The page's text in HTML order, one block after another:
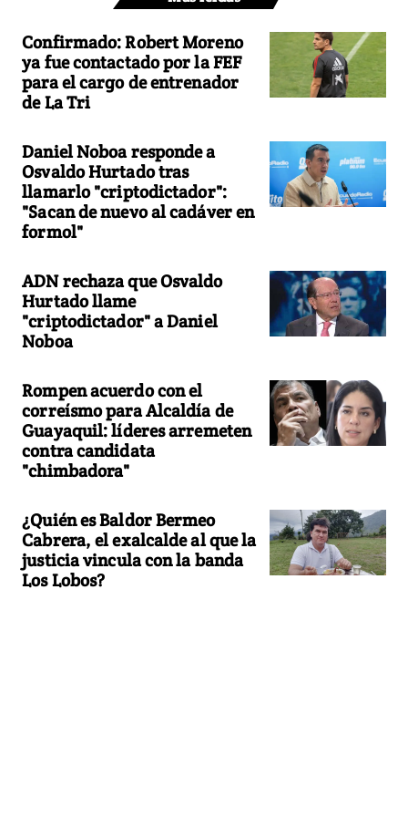
Confirmado: Robert Moreno
ya fue contactado por la FEF
para el cargo de entrenador
de La Tri
Daniel Noboa responde a
Osvaldo Hurtado tras
llamarlo "criptodictador":
"Sacan de nuevo al cadáver en
formol"
ADN rechaza que Osvaldo
Hurtado llame
"criptodictador" a Daniel
Noboa
Rompen acuerdo con el
correísmo para Alcaldía de
Guayaquil: líderes arremeten
contra candidata
"chimbadora"
¿Quién es Baldor Bermeo
Cabrera, el exalcalde al que la
justicia vincula con la banda
Los Lobos?